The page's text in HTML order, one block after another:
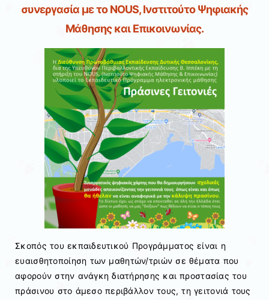
συνεργασία με το NOUS, Ινστιτούτο Ψηφιακής
Μάθησης και Επικοινωνίας.
Σκοπός του εκπαιδευτικού Προγράμματος είναι η
ευαισθητοποίηση των μαθητών/τριών σε θέματα που
αφορούν στην ανάγκη διατήρησης και προστασίας του
πράσινου στο άμεσο περιβάλλον τους, τη γειτονιά τους